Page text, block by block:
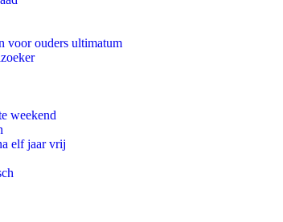
voor ouders ultimatum
weekend
elf jaar vrij